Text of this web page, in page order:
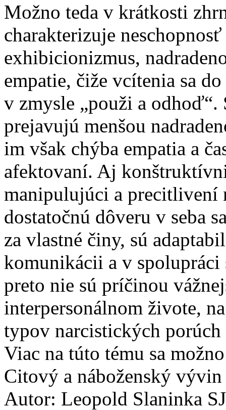
Možno teda v krátkosti
charakterizuje
exhibicionizmus,
empatie, čiže vcítenia sa
v zmysle „použi a odhoď“.
prejavujú menšou
im však chýba empatia a
afektovaní. Aj
manipulujúci a precitlivení
dostatočnú dôveru v seba
za vlastné činy, sú
komunikácii a v
preto nie sú príčinou
interpersonálnom živote,
typov narcistických porúch
Viac na túto tému sa
Citový a náboženský
Autor: Leopold Slaninka SJ